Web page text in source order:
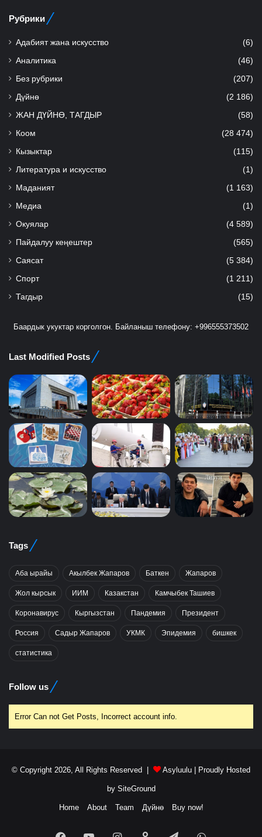
Рубрики
Адабият жана искусство (6)
Аналитика (46)
Без рубрики (207)
Дүйнө (2 186)
ЖАН ДҮЙНӨ, ТАГДЫР (58)
Коом (28 474)
Кызыктар (115)
Литература и искусство (1)
Маданият (1 163)
Медиа (1)
Окуялар (4 589)
Пайдалуу кеңештер (565)
Саясат (5 384)
Спорт (1 211)
Тагдыр (15)
Баардык укуктар корголгон. Байланыш телефону: +996555373502
Last Modified Posts
Tags
Аба ырайы Акылбек Жапаров Баткен Жапаров
Жол кырсык ИИМ Казакстан Камчыбек Ташиев
Коронавирус Кыргызстан Пандемия Президент
Россия Садыр Жапаров УКМК Эпидемия бишкек
статистика
Follow us
Error Can not Get Posts, Incorrect account info.
© Copyright 2026, All Rights Reserved | Asyluulu | Proudly Hosted
by SiteGround
Home About Team Дүйнө Buy now!